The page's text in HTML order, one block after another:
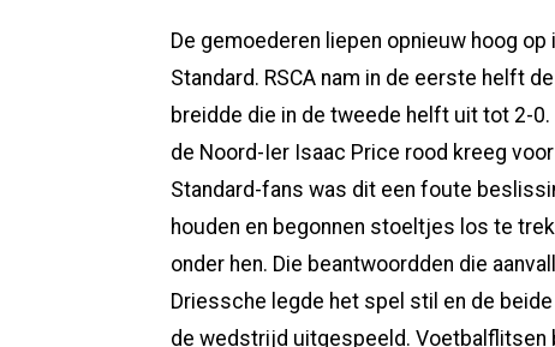
De gemoederen liepen opnieuw hoog
Standard. RSCA nam in de eerste helft
breidde die in de tweede helft uit tot 2-
de Noord-Ier Isaac Price rood kreeg
Standard-fans was dit een foute
houden en begonnen stoeltjes los te
onder hen. Die beantwoordden die
Driessche legde het spel stil en de
de wedstrijd uitgespeeld.